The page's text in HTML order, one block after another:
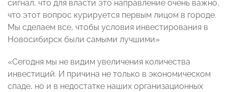
сигнал, что для власти это направление очень важно,
что этот вопрос курируется первым лицом в городе.
Мы сделаем все, чтобы условия инвестирования в
Новосибирск были самыми лучшими»
«Сегодня мы не видим увеличения количества
инвестиций. И причина не только в экономическом
спаде, но и в недостатке наших организационных